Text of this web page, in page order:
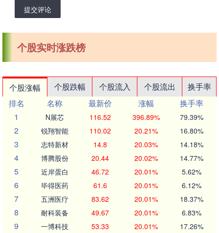
提交评论
个股实时涨跌榜
个股涨幅 个股跌幅 个股流入 个股流出
换手率
排名
名称 最新价 涨幅
换手率
1
N展芯 116.52 396.89% 79.39%
2 锐翔智能 110.02 20.21% 16.80%
3 志特新材 14.8 20.03% 14.18%
4 博腾股份 20.44 20.02% 14.77%
5 近岸蛋白 46.72 20.01% 5.62%
6 毕得医药 61.6 20.01% 6.12%
7 五洲医疗 83.62 20.01% 18.37%
8 耐科装备 49.67 20.01% 6.83%
9 一博科技 53.33 20.01% 17.26%